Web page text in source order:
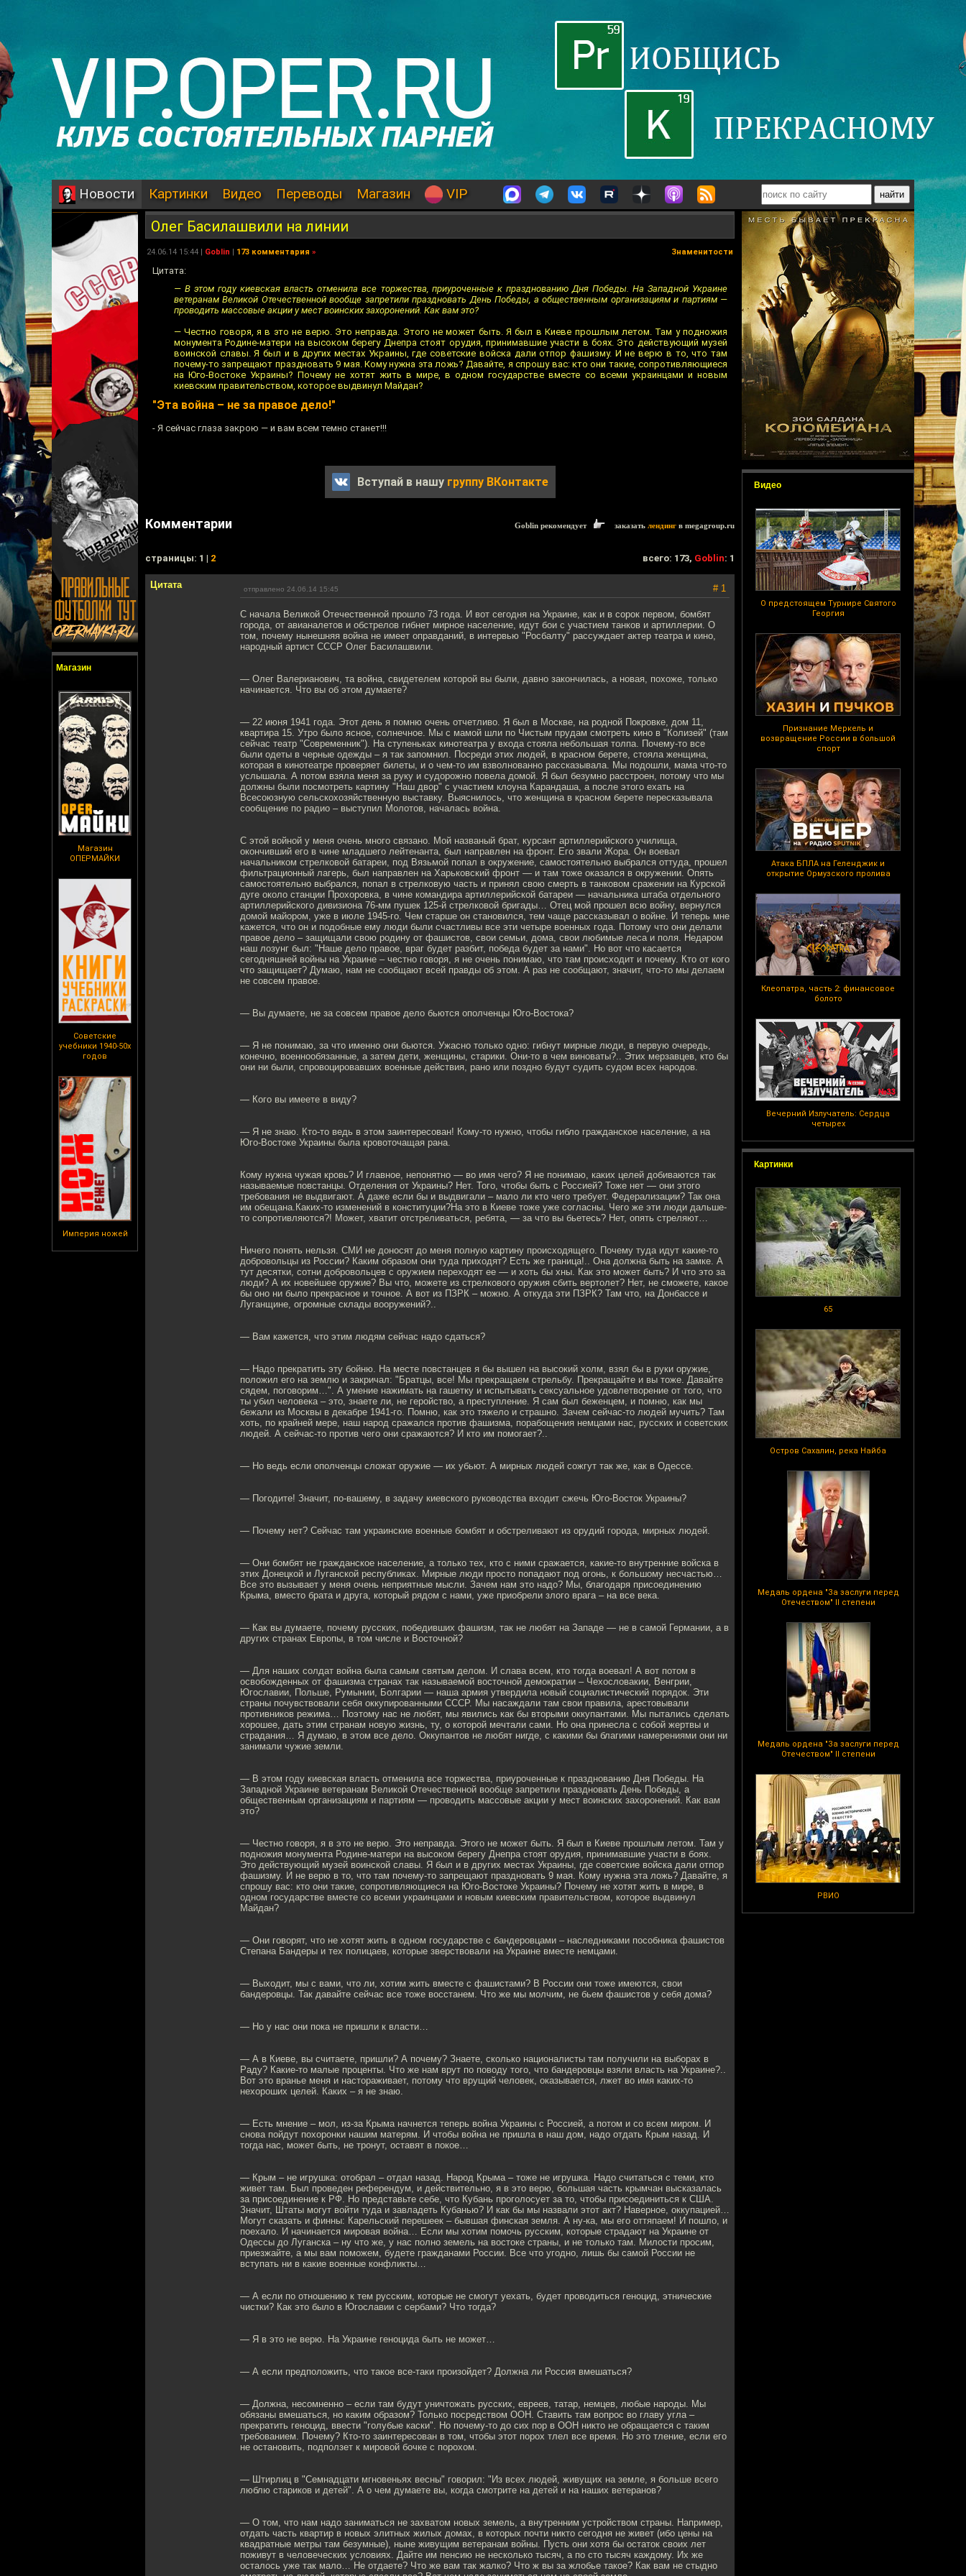
Новости Картинки Видео Переводы Магазин VIP
Магазин
Магазин
ОПЕРМАЙКИ
Советские
учебники 1940-50х
годов
Империя ножей
Видео
О предстоящем Турнире Святого
Георгия
Признание Меркель и
возвращение России в большой
спорт
Атака БПЛА на Геленджик и
открытие Ормузского пролива
Клеопатра, часть 2: финансовое
болото
Вечерний Излучатель: Сердца
четырех
Картинки
65
Остров Сахалин, река Найба
Медаль ордена "За заслуги перед
Отечеством" II степени
Медаль ордена "За заслуги перед
Отечеством" II степени
РВИО
Олег Басилашвили на линии
24.06.14 15:44 | Goblin | 173 комментария » Знаменитости
Цитата:
— В этом году киевская власть отменила все торжества, приуроченные к празднованию Дня Победы. На Западной Украине
ветеранам Великой Отечественной вообще запретили праздновать День Победы, а общественным организациям и партиям —
проводить массовые акции у мест воинских захоронений. Как вам это?
— Честно говоря, я в это не верю. Это неправда. Этого не может быть. Я был в Киеве прошлым летом. Там у подножия
монумента Родине-матери на высоком берегу Днепра стоят орудия, принимавшие участи в боях. Это действующий музей
воинской славы. Я был и в других местах Украины, где советские войска дали отпор фашизму. И не верю в то, что там
почему-то запрещают праздновать 9 мая. Кому нужна эта ложь? Давайте, я спрошу вас: кто они такие, сопротивляющиеся
на Юго-Востоке Украины? Почему не хотят жить в мире, в одном государстве вместе со всеми украинцами и новым
киевским правительством, которое выдвинул Майдан?
"Эта война – не за правое дело!"
- Я сейчас глаза закрою — и вам всем темно станет!!!
Вступай в нашу группу ВКонтакте
Комментарии Goblin рекомендует заказать лендинг в megagroup.ru
cтраницы: 1 | 2 всего: 173, Goblin: 1
Цитата отправлено 24.06.14 15:45 # 1
С начала Великой Отечественной прошло 73 года. И вот сегодня на Украине, как и в сорок первом, бомбят
города, от авианалетов и обстрелов гибнет мирное население, идут бои с участием танков и артиллерии. О
том, почему нынешняя война не имеет оправданий, в интервью "Росбалту" рассуждает актер театра и кино,
народный артист СССР Олег Басилашвили.
— Олег Валерианович, та война, свидетелем которой вы были, давно закончилась, а новая, похоже, только
начинается. Что вы об этом думаете?
— 22 июня 1941 года. Этот день я помню очень отчетливо. Я был в Москве, на родной Покровке, дом 11,
квартира 15. Утро было ясное, солнечное. Мы с мамой шли по Чистым прудам смотреть кино в "Колизей" (там
сейчас театр "Современник"). На ступеньках кинотеатра у входа стояла небольшая толпа. Почему-то все
были одеты в черные одежды – я так запомнил. Посреди этих людей, в красном берете, стояла женщина,
которая в кинотеатре проверяет билеты, и о чем-то им взволнованно рассказывала. Мы подошли, мама что-то
услышала. А потом взяла меня за руку и судорожно повела домой. Я был безумно расстроен, потому что мы
должны были посмотреть картину "Наш двор" с участием клоуна Карандаша, а после этого ехать на
Всесоюзную сельскохозяйственную выставку. Выяснилось, что женщина в красном берете пересказывала
сообщение по радио – выступил Молотов, началась война.
С этой войной у меня очень много связано. Мой названый брат, курсант артиллерийского училища,
окончивший его в чине младшего лейтенанта, был направлен на фронт. Его звали Жора. Он воевал
начальником стрелковой батареи, под Вязьмой попал в окружение, самостоятельно выбрался оттуда, прошел
фильтрационный лагерь, был направлен на Харьковский фронт — и там тоже оказался в окружении. Опять
самостоятельно выбрался, попал в стрелковую часть и принял свою смерть в танковом сражении на Курской
дуге около станции Прохоровка, в чине командира артиллерийской батареи — начальника штаба отдельного
артиллерийского дивизиона 76-мм пушек 125-й стрелковой бригады… Отец мой прошел всю войну, вернулся
домой майором, уже в июле 1945-го. Чем старше он становился, тем чаще рассказывал о войне. И теперь мне
кажется, что он и подобные ему люди были счастливы все эти четыре военных года. Потому что они делали
правое дело – защищали свою родину от фашистов, свои семьи, дома, свои любимые леса и поля. Недаром
наш лозунг был: "Наше дело правое, враг будет разбит, победа будет за нами". Но вот что касается
сегодняшней войны на Украине – честно говоря, я не очень понимаю, что там происходит и почему. Кто от кого
что защищает? Думаю, нам не сообщают всей правды об этом. А раз не сообщают, значит, что-то мы делаем
не совсем правое.
— Вы думаете, не за совсем правое дело бьются ополченцы Юго-Востока?
— Я не понимаю, за что именно они бьются. Ужасно только одно: гибнут мирные люди, в первую очередь,
конечно, военнообязанные, а затем дети, женщины, старики. Они-то в чем виноваты?.. Этих мерзавцев, кто бы
они ни были, спровоцировавших военные действия, рано или поздно будут судить судом всех народов.
— Кого вы имеете в виду?
— Я не знаю. Кто-то ведь в этом заинтересован! Кому-то нужно, чтобы гибло гражданское население, а на
Юго-Востоке Украины была кровоточащая рана.
Кому нужна чужая кровь? И главное, непонятно — во имя чего? Я не понимаю, каких целей добиваются так
называемые повстанцы. Отделения от Украины? Нет. Того, чтобы быть с Россией? Тоже нет — они этого
требования не выдвигают. А даже если бы и выдвигали – мало ли кто чего требует. Федерализации? Так она
им обещана.Каких-то изменений в конституции?На это в Киеве тоже уже согласны. Чего же эти люди дальше-
то сопротивляются?! Может, хватит отстреливаться, ребята, — за что вы бьетесь? Нет, опять стреляют…
Ничего понять нельзя. СМИ не доносят до меня полную картину происходящего. Почему туда идут какие-то
добровольцы из России? Каким образом они туда приходят? Есть же граница!.. Она должна быть на замке. А
тут десятки, сотни добровольцев с оружием переходят ее — и хоть бы хны. Как это может быть? И что это за
люди? А их новейшее оружие? Вы что, можете из стрелкового оружия сбить вертолет? Нет, не сможете, какое
бы оно ни было прекрасное и точное. А вот из ПЗРК – можно. А откуда эти ПЗРК? Там что, на Донбассе и
Луганщине, огромные склады вооружений?..
— Вам кажется, что этим людям сейчас надо сдаться?
— Надо прекратить эту бойню. На месте повстанцев я бы вышел на высокий холм, взял бы в руки оружие,
положил его на землю и закричал: "Братцы, все! Мы прекращаем стрельбу. Прекращайте и вы тоже. Давайте
сядем, поговорим…". А умение нажимать на гашетку и испытывать сексуальное удовлетворение от того, что
ты убил человека – это, знаете ли, не геройство, а преступление. Я сам был беженцем, и помню, как мы
бежали из Москвы в декабре 1941-го. Помню, как это тяжело и страшно. Зачем сейчас-то людей мучить? Там
хоть, по крайней мере, наш народ сражался против фашизма, порабощения немцами нас, русских и советских
людей. А сейчас-то против чего они сражаются? И кто им помогает?..
— Но ведь если ополченцы сложат оружие — их убьют. А мирных людей сожгут так же, как в Одессе.
— Погодите! Значит, по-вашему, в задачу киевского руководства входит сжечь Юго-Восток Украины?
— Почему нет? Сейчас там украинские военные бомбят и обстреливают из орудий города, мирных людей.
— Они бомбят не гражданское население, а только тех, кто с ними сражается, какие-то внутренние войска в
этих Донецкой и Луганской республиках. Мирные люди просто попадают под огонь, к большому несчастью…
Все это вызывает у меня очень неприятные мысли. Зачем нам это надо? Мы, благодаря присоединению
Крыма, вместо брата и друга, который рядом с нами, уже приобрели злого врага – на все века.
— Как вы думаете, почему русских, победивших фашизм, так не любят на Западе — не в самой Германии, а в
других странах Европы, в том числе и Восточной?
— Для наших солдат война была самым святым делом. И слава всем, кто тогда воевал! А вот потом в
освобожденных от фашизма странах так называемой восточной демократии – Чехословакии, Венгрии,
Югославии, Польше, Румынии, Болгарии — наша армия утвердила новый социалистический порядок. Эти
страны почувствовали себя оккупированными СССР. Мы насаждали там свои правила, арестовывали
противников режима… Поэтому нас не любят, мы явились как бы вторыми оккупантами. Мы пытались сделать
хорошее, дать этим странам новую жизнь, ту, о которой мечтали сами. Но она принесла с собой жертвы и
страдания… Я думаю, в этом все дело. Оккупантов не любят нигде, с какими бы благими намерениями они ни
занимали чужие земли.
— В этом году киевская власть отменила все торжества, приуроченные к празднованию Дня Победы. На
Западной Украине ветеранам Великой Отечественной вообще запретили праздновать День Победы, а
общественным организациям и партиям — проводить массовые акции у мест воинских захоронений. Как вам
это?
— Честно говоря, я в это не верю. Это неправда. Этого не может быть. Я был в Киеве прошлым летом. Там у
подножия монумента Родине-матери на высоком берегу Днепра стоят орудия, принимавшие участи в боях.
Это действующий музей воинской славы. Я был и в других местах Украины, где советские войска дали отпор
фашизму. И не верю в то, что там почему-то запрещают праздновать 9 мая. Кому нужна эта ложь? Давайте, я
спрошу вас: кто они такие, сопротивляющиеся на Юго-Востоке Украины? Почему не хотят жить в мире, в
одном государстве вместе со всеми украинцами и новым киевским правительством, которое выдвинул
Майдан?
— Они говорят, что не хотят жить в одном государстве с бандеровцами – наследниками пособника фашистов
Степана Бандеры и тех полицаев, которые зверствовали на Украине вместе немцами.
— Выходит, мы с вами, что ли, хотим жить вместе с фашистами? В России они тоже имеются, свои
бандеровцы. Так давайте сейчас все тоже восстанем. Что же мы молчим, не бьем фашистов у себя дома?
— Но у нас они пока не пришли к власти…
— А в Киеве, вы считаете, пришли? А почему? Знаете, сколько националисты там получили на выборах в
Раду? Какие-то малые проценты. Что же нам врут по поводу того, что бандеровцы взяли власть на Украине?..
Вот это вранье меня и настораживает, потому что врущий человек, оказывается, лжет во имя каких-то
нехороших целей. Каких – я не знаю.
— Есть мнение – мол, из-за Крыма начнется теперь война Украины с Россией, а потом и со всем миром. И
снова пойдут похоронки нашим матерям. И чтобы война не пришла в наш дом, надо отдать Крым назад. И
тогда нас, может быть, не тронут, оставят в покое…
— Крым – не игрушка: отобрал – отдал назад. Народ Крыма – тоже не игрушка. Надо считаться с теми, кто
живет там. Был проведен референдум, и действительно, я в это верю, большая часть крымчан высказалась
за присоединение к РФ. Но представьте себе, что Кубань проголосует за то, чтобы присоединиться к США.
Значит, Штаты могут войти туда и завладеть Кубанью? И как бы мы назвали этот акт? Наверное, оккупацией…
Могут сказать и финны: Карельский перешеек – бывшая финская земля. А ну-ка, мы его оттяпаем! И пошло, и
поехало. И начинается мировая война… Если мы хотим помочь русским, которые страдают на Украине от
Одессы до Луганска – ну что же, у нас полно земель на востоке страны, и не только там. Милости просим,
приезжайте, а мы вам поможем, будете гражданами России. Все что угодно, лишь бы самой России не
вступать ни в какие военные конфликты…
— А если по отношению к тем русским, которые не смогут уехать, будет проводиться геноцид, этнические
чистки? Как это было в Югославии с сербами? Что тогда?
— Я в это не верю. На Украине геноцида быть не может…
— А если предположить, что такое все-таки произойдет? Должна ли Россия вмешаться?
— Должна, несомненно – если там будут уничтожать русских, евреев, татар, немцев, любые народы. Мы
обязаны вмешаться, но каким образом? Только посредством ООН. Ставить там вопрос во главу угла –
прекратить геноцид, ввести "голубые каски". Но почему-то до сих пор в ООН никто не обращается с таким
требованием. Почему? Кто-то заинтересован в том, чтобы этот порох тлел все время. Но это тление, если его
не остановить, подползет к мировой бочке с порохом.
— Штирлиц в "Семнадцати мгновеньях весны" говорил: "Из всех людей, живущих на земле, я больше всего
люблю стариков и детей". А о чем думаете вы, когда смотрите на детей и на наших ветеранов?
— О том, что нам надо заниматься не захватом новых земель, а внутренним устройством страны. Например,
отдать часть квартир в новых элитных жилых домах, в которых почти никто сегодня не живет (ибо цены на
квадратные метры там безумные), ныне живущим ветеранам войны. Пусть они хотя бы остаток своих лет
поживут в человеческих условиях. Дайте им пенсию не несколько тысяч, а по сто тысяч каждому. Их же
осталось уже так мало… Не отдаете? Что же вам так жалко? Что ж вы за жлобье такое? Как вам не стыдно